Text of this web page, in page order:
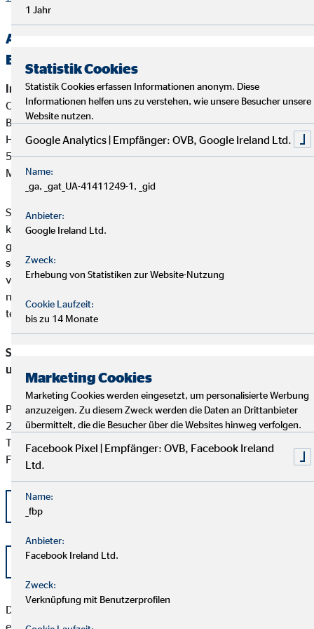
Alternative Streitbeilegung —
Beschwerde-/Schlichtungsstellen
Interne Beschwerdestelle:
OVB Vermögensberatung AG
Bereich Außendienstbetreuung
Heumarkt 1
50667 Köln
Mail:beschwerden@ovb.de
Sofern im Falle einer Kundenbeschwerde ausnahmsweise
keine einvernehmliche Lösung mit unserem Unternehmen
gefunden werden kann, ist unser Unternehmen bereit und
sofern die Kundenbeschwerde Versicherungsprodukte betrifft,
verpflichtet, an einem Streitbeilegungsverfahren vor der
nachstehenden anerkannten Verbraucherschlichtungsstelle
teilzunehmen:
Schlichtungsstelle für gewerbliche Versicherungs-, Anlage-
und Kreditvermittlung
Postfach 101424
20009 Hamburg
Tel: +49 (0) 40 -696 508 - 90
Fax: +49 (0) 40 - 696 508 -91
kontakt@schlichtung-finanzberatung.de
www.schlichtung-finanzberatung.de
Der Kunde sollte beachten, dass das Schlichtungsverfahren
erst angerufen werden kann, wenn seiner Beschwerde durch
1 Jahr
Statistik Cookies
Statistik Cookies erfassen Informationen anonym. Diese
Informationen helfen uns zu verstehen, wie unsere Besucher unsere
Website nutzen.
Google Analytics | Empfänger: OVB, Google Ireland Ltd.
Name:
_ga, _gat_UA-41411249-1, _gid
Anbieter:
Google Ireland Ltd.
Zweck:
Erhebung von Statistiken zur Website-Nutzung
Cookie Laufzeit:
bis zu 14 Monate
Marketing Cookies
Marketing Cookies werden eingesetzt, um personalisierte Werbung
anzuzeigen. Zu diesem Zweck werden die Daten an Drittanbieter
übermittelt, die die Besucher über die Websites hinweg verfolgen.
Facebook Pixel | Empfänger: OVB, Facebook Ireland
Ltd.
Name:
_fbp
Anbieter:
Facebook Ireland Ltd.
Zweck:
Verknüpfung mit Benutzerprofilen